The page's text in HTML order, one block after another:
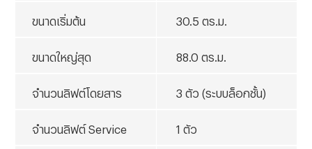
ขนาดเริ่มต้น 30.5 ตร.ม.
ขนาดใหญ่สุด 88.0 ตร.ม.
จำนวนลิฟต์โดยสาร 3 ตัว (ระบบล็อกชั้น)
จำนวนลิฟต์ Service 1 ตัว